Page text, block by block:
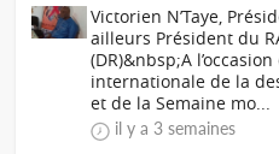
Victorien N’Taye,
ailleurs Président du
(DR)&nbsp;A
internationale de la
et de la Semaine mo...
il y a 3 semaines